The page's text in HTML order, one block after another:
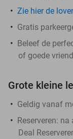
Zie hier de
Gratis
Beleef de
of goede
Grote kleine
Geldig vanaf
Reserveren: na
Deal